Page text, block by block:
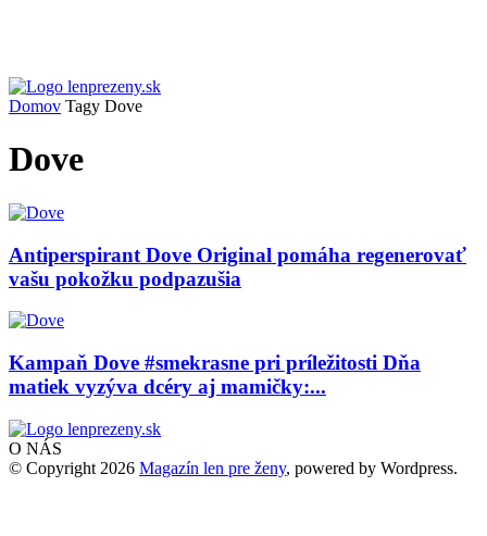
Domov Tagy Dove
Dove
Antiperspirant Dove Original pomáha regenerovať
vašu pokožku podpazušia
Kampaň Dove #smekrasne pri príležitosti Dňa
matiek vyzýva dcéry aj mamičky:...
O NÁS
© Copyright 2026 Magazín len pre ženy, powered by Wordpress.